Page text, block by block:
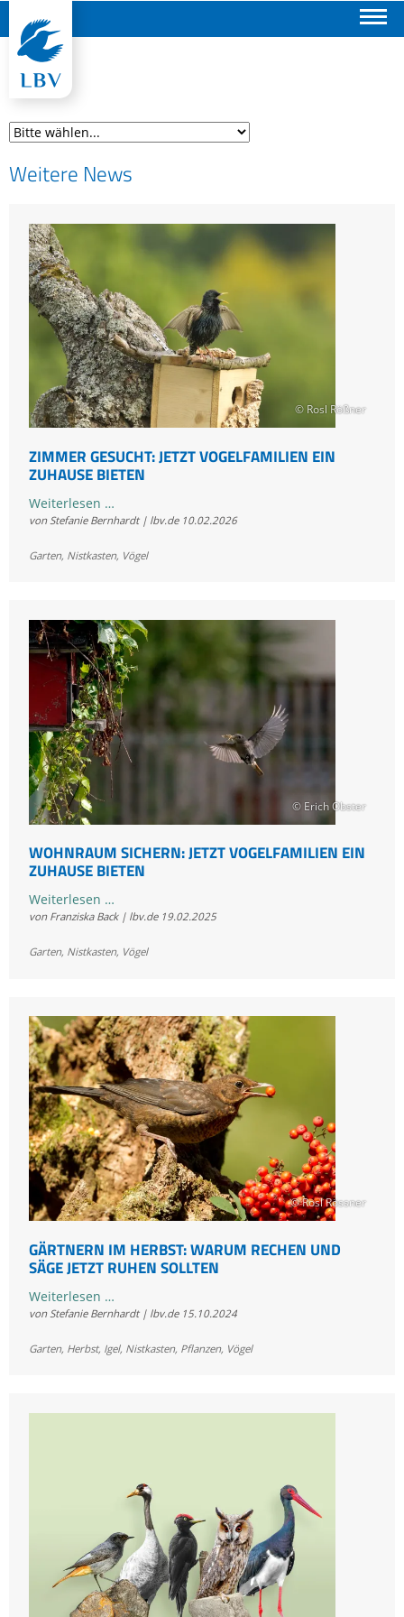
Weitere News
© Rosl Rößner
ZIMMER GESUCHT: JETZT VOGELFAMILIEN EIN
ZUHAUSE BIETEN
Weiterlesen …Zimmer
gesucht:
Vogelfamilien
bieten
von Stefanie Bernhardt | lbv.de 10.02.2026
Garten, Nistkasten, Vögel
© Erich Obster
WOHNRAUM SICHERN: JETZT VOGELFAMILIEN EIN
ZUHAUSE BIETEN
Weiterlesen …Wohnraum
sichern:
Vogelfamilien
bieten
von Franziska Back | lbv.de 19.02.2025
Garten, Nistkasten, Vögel
© Rosl Rössner
GÄRTNERN IM HERBST: WARUM RECHEN UND
SÄGE JETZT RUHEN SOLLTEN
Weiterlesen …
im
Warum
sollten
von Stefanie Bernhardt | lbv.de 15.10.2024
Garten, Herbst, Igel, Nistkasten, Pflanzen, Vögel